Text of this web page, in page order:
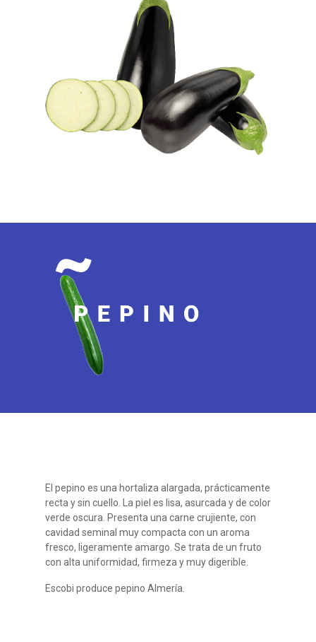
El pepino es una hortaliza alargada, prácticamente
recta y sin cuello. La piel es lisa, asurcada y de color
verde oscura. Presenta una carne crujiente, con
cavidad seminal muy compacta con un aroma
fresco, ligeramente amargo. Se trata de un fruto
con alta uniformidad, firmeza y muy digerible.
Escobi produce pepino Almería.